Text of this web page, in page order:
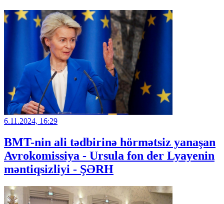
6.11.2024, 16:29
BMT-nin ali tədbirinə hörmətsiz yanaşan
Avrokomissiya - Ursula fon der Lyayenin
məntiqsizliyi - ŞƏRH